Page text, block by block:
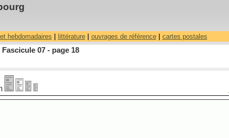
hebdomadaires littérature| ouvrages de référence| cartes postales
07 - page 18